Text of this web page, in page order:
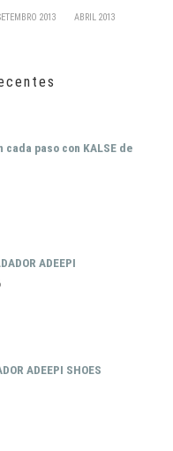
2013 ABRIL 2013
cada paso con KALSE de
ADEEPI
ADEEPI SHOES